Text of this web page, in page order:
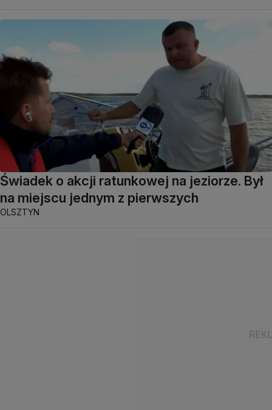
Świadek o akcji ratunkowej na jeziorze. Był
na miejscu jednym z pierwszych
OLSZTYN